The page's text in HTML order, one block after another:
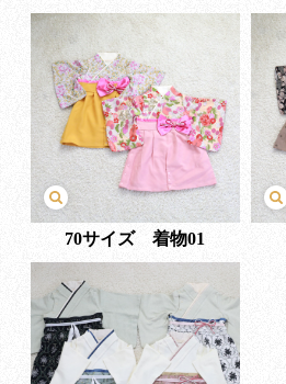
70サイズ 着物01